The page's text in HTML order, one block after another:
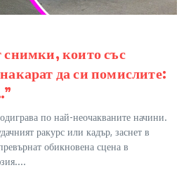
снимки, които със
да си помислите:
по най-неочакваните начини.
ракурс или кадър, заснет в
обикновена сцена в